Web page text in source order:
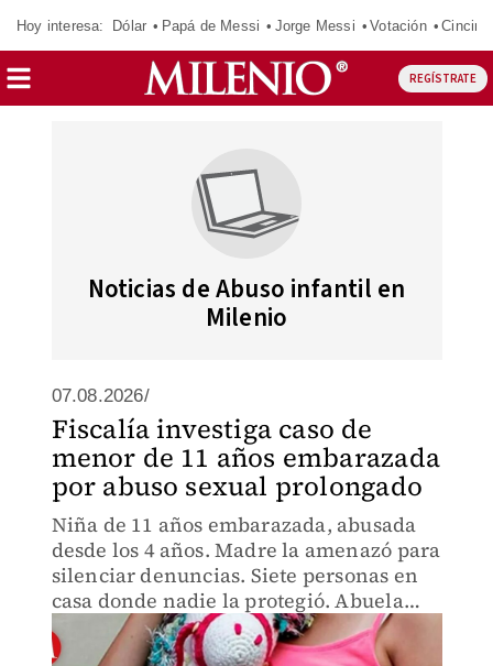
Hoy interesa: Dólar Papá de Messi Jorge Messi Votación
REGÍSTRATE
Noticias de Abuso infantil en
Milenio
07.08.2026/
Fiscalía investiga caso de
menor de 11 años embarazada
por abuso sexual prolongado
Niña de 11 años embarazada, abusada
desde los 4 años. Madre la amenazó para
silenciar denuncias. Siete personas en
casa donde nadie la protegió. Abuela
descubre años de abuso. Fiscalía de
Tamaulipas busca justicia.